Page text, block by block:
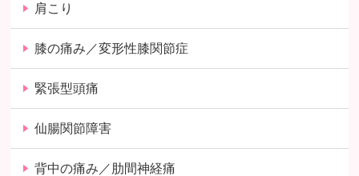
肩こり
膝の痛み／変形性膝関節症
緊張型頭痛
仙腸関節障害
背中の痛み／肋間神経痛